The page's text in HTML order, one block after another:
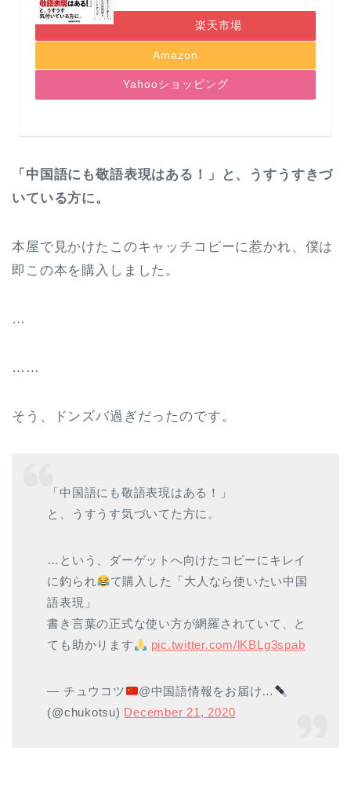
楽天市場
Amazon
Yahooショッピング
「中国語にも敬語表現はある！」と、うすうすきづ
いている方に。
本屋で見かけたこのキャッチコピーに惹かれ、僕は
即この本を購入しました。
…
……
そう、ドンズバ過ぎだったのです。
「中国語にも敬語表現はある！」
と、うすうす気づいてた方に。
…という、ダーゲットへ向けたコピーにキレイ
に釣られ
て購入した「大人なら使いたい中国
語表現」
書き言葉の正式な使い方が網羅されていて、と
ても助かります
pic.twitter.com/lKBLg3spab
— チュウコツ
@中国語情報をお届け…
(@chukotsu) December 21, 2020